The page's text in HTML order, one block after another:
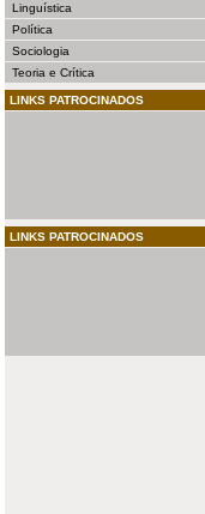
Linguística
Política
Sociologia
Teoria e Crítica
LINKS PATROCINADOS
LINKS PATROCINADOS